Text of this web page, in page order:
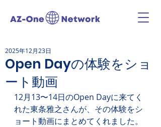
Open Dayの体験をショ
ート動画
2025年12月23日
12月13〜14日のOpen Dayに来てく
れた東条雅之さんが、その体験をシ
ョート動画にまとめてくれました。